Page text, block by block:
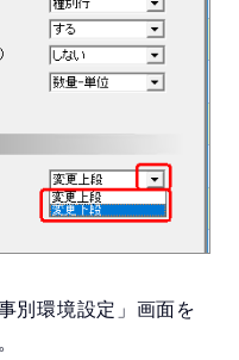
別環境設定」画面を